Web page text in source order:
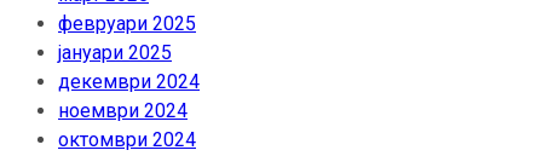
февруари 2025
јануари 2025
декември 2024
ноември 2024
октомври 2024